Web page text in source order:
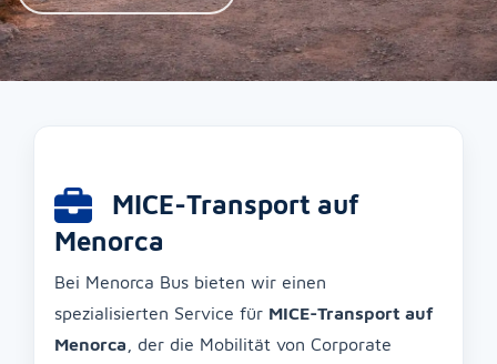
MICE-Transport auf
Menorca
Bei Menorca Bus bieten wir einen
spezialisierten Service für MICE-Transport auf
Menorca , der die Mobilität von Corporate